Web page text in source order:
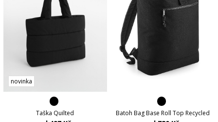
novinka
Taška Quilted Batoh Bag Base Roll Top Recycled